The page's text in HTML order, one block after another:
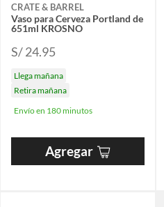
CRATE & BARREL
Vaso para Cerveza Portland de
651ml KROSNO
S/ 24.95
Llega mañana
Retira mañana
Envío en 180 minutos
Agregar